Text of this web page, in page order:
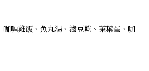
咖喱雞飯、魚丸湯、滷豆乾、茶葉蛋、咖